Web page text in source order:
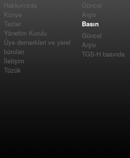
Hakkımızda
Künye
Tezler
Yönetim Kurulu
Üye dernerkleri ve yerel
büroları
İletişim
Tüzük
Güncel
Arşiv
Basın
Güncel
Arşiv
TGS-H basında